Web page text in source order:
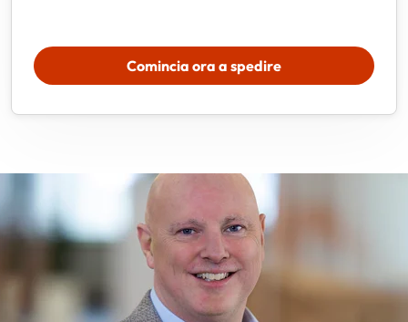
Comincia ora a spedire